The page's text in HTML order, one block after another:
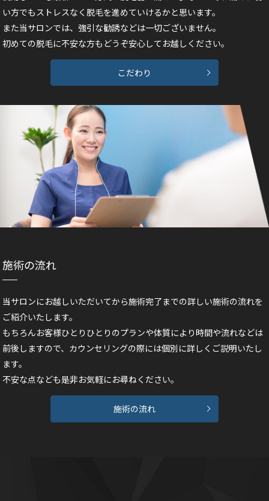
い方でも ストレスなく脱毛を進めていけるかと思います。
また当サロンでは、強引な勧誘などは一切ございません。
初めての脱毛に不安な方もどうぞ安心してお越しください。
こだわり
施術の流れ
当サロンにお越しいただいてから施術完了までの詳しい施術の流れを
ご紹介いたします。
もちろんお客様ひとりひとりのプランや体質により時間や流れなどは
前後しますので、カウンセリングの際には個別に詳しくご説明いたし
ます。
不安な点なども是非お気軽にお尋ねください。
施術の流れ